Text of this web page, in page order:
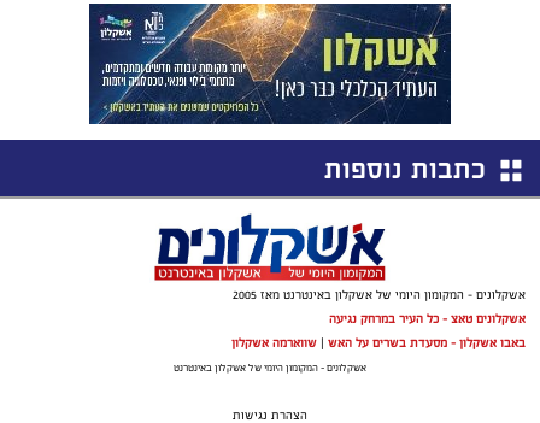
כתבות נוספות
אשקלונים - המקומון היומי של אשקלון באינטרנט מאז 2005
אשקלונים טאצ - כל העיר במרחק נגיעה
באבו אשקלון - מסעדת בשרים על האש | שווארמה אשקלון
אשקלונים - המקומון היומי של אשקלון באינטרנט
הצהרת נגישות